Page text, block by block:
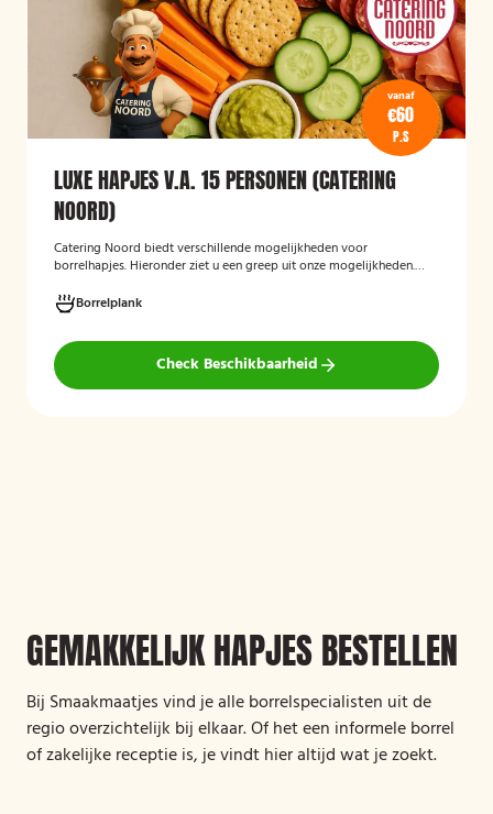
vanaf
€60
P.S
LUXE HAPJES V.A. 15 PERSONEN (CATERING
NOORD)
Catering Noord biedt verschillende mogelijkheden voor
borrelhapjes. Hieronder ziet u een greep uit onze mogelijkheden.
recepties of een andere gelegenheid.
Borrelplank
Check Beschikbaarheid
GEMAKKELIJK HAPJES BESTELLEN
Bij Smaakmaatjes vind je alle borrelspecialisten uit de
regio overzichtelijk bij elkaar. Of het een informele borrel
of zakelijke receptie is, je vindt hier altijd wat je zoekt.